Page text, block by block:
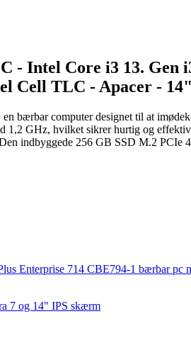
- Intel Core i3 13. Gen
Cell TLC - Apacer -
bærbar computer designet til at
1,2 GHz, hvilket sikrer hurtig og
indbyggede 256 GB SSD M.2 PCIe
7 og 14" IPS skærm